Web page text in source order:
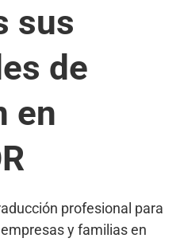
sus
de
en
profesional para
empresas y familias en